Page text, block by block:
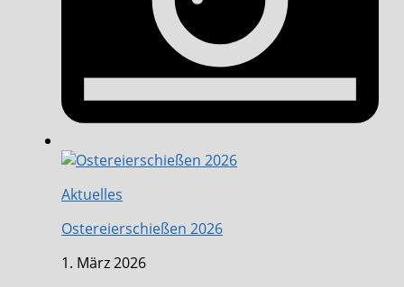
Aktuelles
Ostereierschießen 2026
1. März 2026